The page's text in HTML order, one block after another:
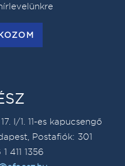
I/1. 11-es kapucsengő
Postafiók: 301
411 1356